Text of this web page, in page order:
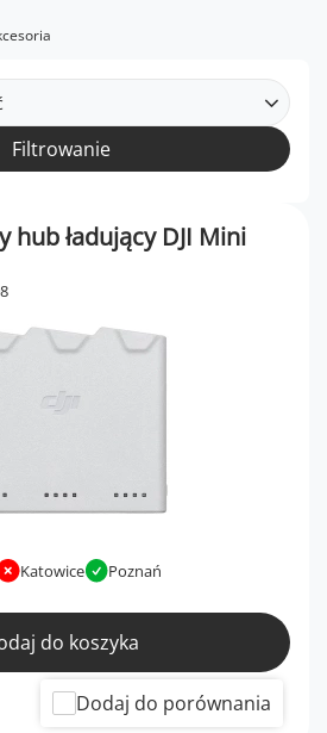
Filtrowanie
ładujący DJI Mini
Katowice Poznań
do koszyka
Dodaj do porównania